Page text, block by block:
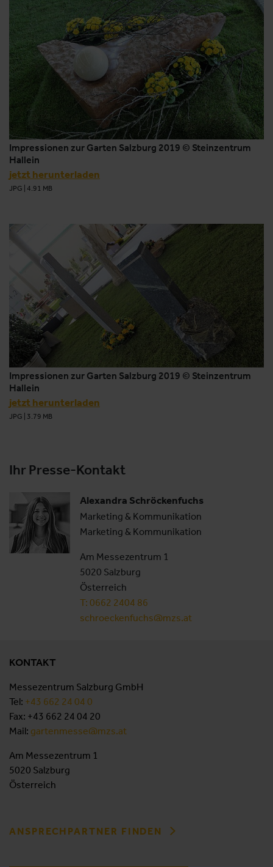
Impressionen zur Garten Salzburg 2019 © Steinzentrum
Hallein
jetzt herunterladen
JPG 4.91 MB
Impressionen zur Garten Salzburg 2019 © Steinzentrum
Hallein
jetzt herunterladen
JPG 3.79 MB
Ihr Presse-Kontakt
Alexandra Schröckenfuchs
Marketing & Kommunikation
Marketing & Kommunikation
Am Messezentrum 1
5020 Salzburg
Österreich
T: 0662 2404 86
schroeckenfuchs@mzs.at
KONTAKT
Messezentrum Salzburg GmbH
Tel: +43 662 24 04 0
Fax: +43 662 24 04 20
Mail: gartenmesse@mzs.at
Am Messezentrum 1
5020 Salzburg
Österreich
ANSPRECHPARTNER FINDEN